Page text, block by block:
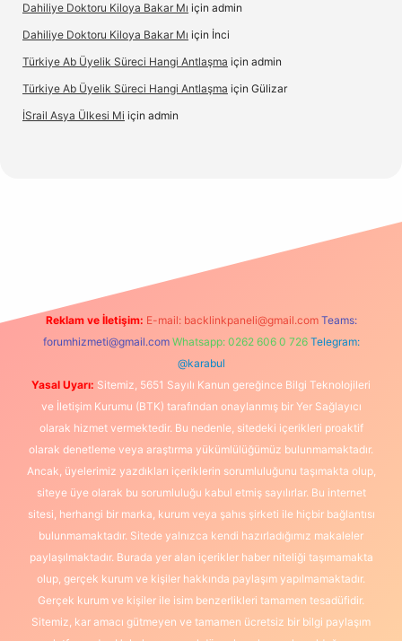
Dahiliye Doktoru Kiloya Bakar Mı için admin
Dahiliye Doktoru Kiloya Bakar Mı için İnci
Türkiye Ab Üyelik Süreci Hangi Antlaşma için admin
Türkiye Ab Üyelik Süreci Hangi Antlaşma için Gülizar
İSrail Asya Ülkesi Mi için admin
Reklam ve İletişim: E-mail: backlinkpaneli@gmail.com Teams:
forumhizmeti@gmail.com Whatsapp: 0262 606 0 726 Telegram:
@karabul
Yasal Uyarı: Sitemiz, 5651 Sayılı Kanun gereğince Bilgi Teknolojileri
ve İletişim Kurumu (BTK) tarafından onaylanmış bir Yer Sağlayıcı
olarak hizmet vermektedir. Bu nedenle, sitedeki içerikleri proaktif
olarak denetleme veya araştırma yükümlülüğümüz bulunmamaktadır.
Ancak, üyelerimiz yazdıkları içeriklerin sorumluluğunu taşımakta olup,
siteye üye olarak bu sorumluluğu kabul etmiş sayılırlar. Bu internet
sitesi, herhangi bir marka, kurum veya şahıs şirketi ile hiçbir bağlantısı
bulunmamaktadır. Sitede yalnızca kendi hazırladığımız makaleler
paylaşılmaktadır. Burada yer alan içerikler haber niteliği taşımamakta
olup, gerçek kurum ve kişiler hakkında paylaşım yapılmamaktadır.
Gerçek kurum ve kişiler ile isim benzerlikleri tamamen tesadüfidir.
Sitemiz, kar amacı gütmeyen ve tamamen ücretsiz bir bilgi paylaşım